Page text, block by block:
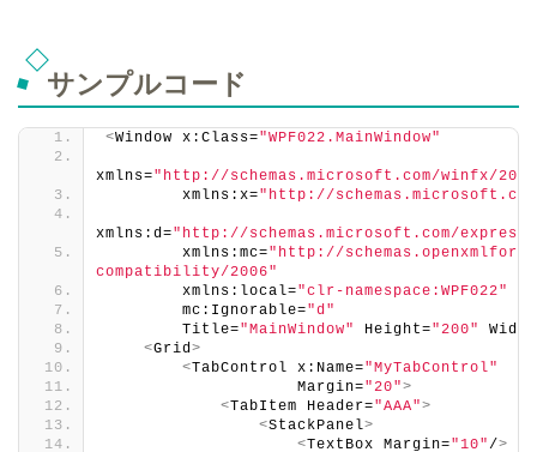
サンプルコード
<Window x:Class="WPF022.MainWindow"
xmlns="http://schemas.microsoft.com/winfx/
        xmlns:x=
"http://
xmlns:d="http://schemas.microsoft.com/
        xmlns:mc=
"http://
compatibility/2006"
        xmlns:local=
"clr-namespace:WPF022"
        mc:Ignorable=
"d"
        Title=
"MainWindow" Height="200"
<Grid>
<TabControl x:Name="MyTabControl"
                    Margin=
"20">
<TabItem Header="AAA">
<StackPanel>
<TextBox Margin="10"/>